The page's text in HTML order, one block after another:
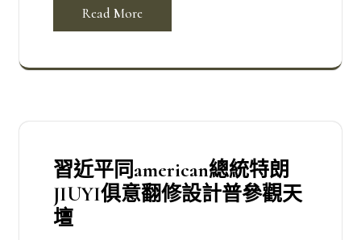
Read More
習近平同american總統特朗
JIUYI俱意翻修設計普參觀天
壇